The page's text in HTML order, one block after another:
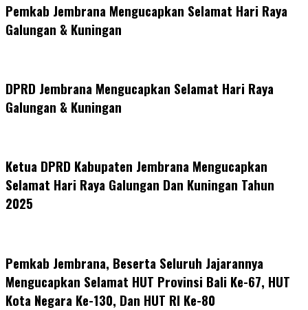
Pemkab Jembrana Mengucapkan Selamat Hari Raya
Galungan & Kuningan
DPRD Jembrana Mengucapkan Selamat Hari Raya
Galungan & Kuningan
Ketua DPRD Kabupaten Jembrana Mengucapkan
Selamat Hari Raya Galungan Dan Kuningan Tahun
2025
Pemkab Jembrana, Beserta Seluruh Jajarannya
Mengucapkan Selamat HUT Provinsi Bali Ke-67, HUT
Kota Negara Ke-130, Dan HUT RI Ke-80